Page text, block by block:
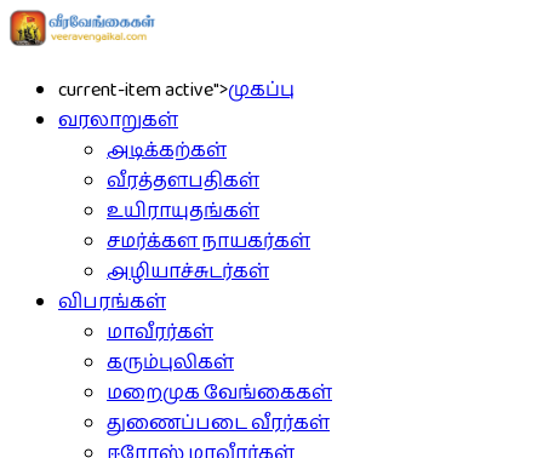
current-item active">முகப்பு
வரலாறுகள்
அடிக்கற்கள்
வீரத்தளபதிகள்
உயிராயுதங்கள்
சமர்க்கள நாயகர்கள்
அழியாச்சுடர்கள்
விபரங்கள்
மாவீரர்கள்
கரும்புலிகள்
மறைமுக வேங்கைகள்
துணைப்படை வீரர்கள்